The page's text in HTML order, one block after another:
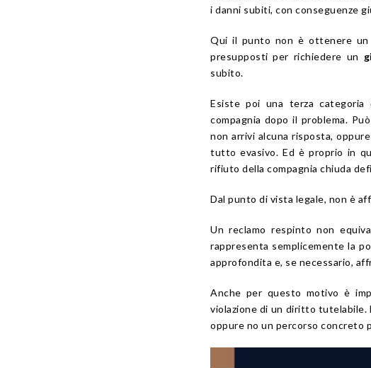
i danni subiti, con conseguenze
Qui il punto non è ottenere un
presupposti per richiedere un
subito.
Esiste poi una terza categoria
compagnia dopo il problema.
non arrivi alcuna risposta,
tutto evasivo. Ed è proprio in
rifiuto della compagnia chiuda
Dal punto di vista legale, non è
Un reclamo respinto non
rappresenta semplicemente la
approfondita e, se necessario,
Anche per questo motivo è
violazione di un diritto tutelabile.
oppure no un percorso concreto